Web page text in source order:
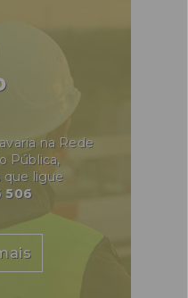
na Rede
Pública,
que ligue
506